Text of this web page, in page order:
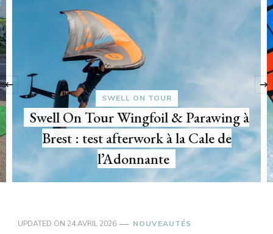
SWELL ON TOUR
Swell On Tour Wingfoil & Parawing à
Brest : test afterwork à la Cale de
l’Adonnante
‹
UPDATED ON 24 AVRIL 2026 NOUVEAUTÉS